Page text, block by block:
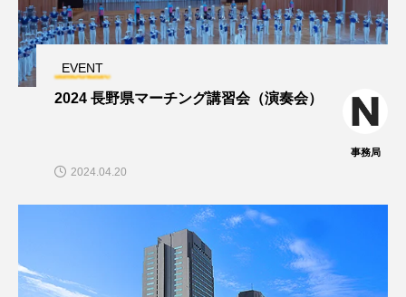
EVENT
2024 長野県マーチング講習会（演奏会）
事務局
2024.04.20